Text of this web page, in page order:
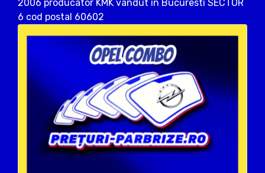
2006 producator KMK vandut in Bucuresti SECTOR
6 cod postal 60602